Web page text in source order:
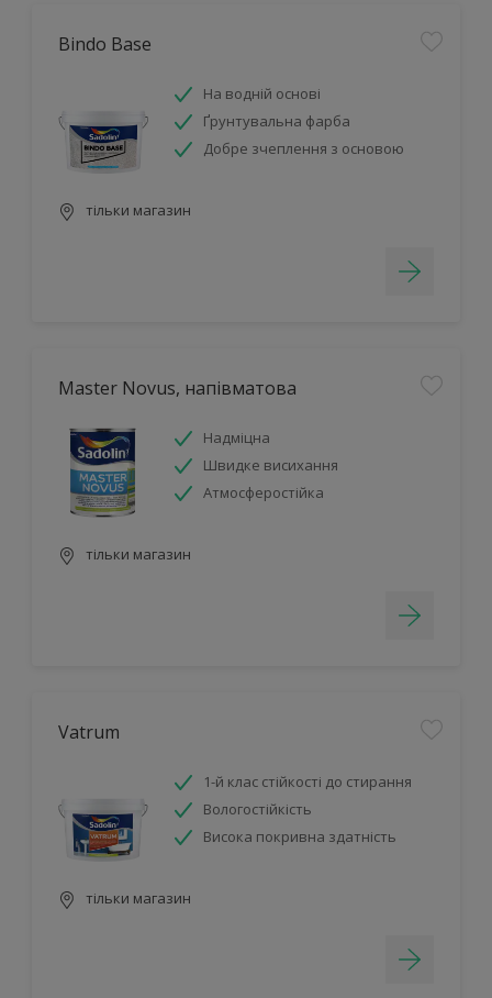
Bindo Base
На водній основі
Ґрунтувальна фарба
Добре зчеплення з основою
тільки магазин
Master Novus, напівматова
Надміцна
Швидке висихання
Атмосферостійка
тільки магазин
Vatrum
1-й клас стійкості до стирання
Вологостійкість
Висока покривна здатність
тільки магазин